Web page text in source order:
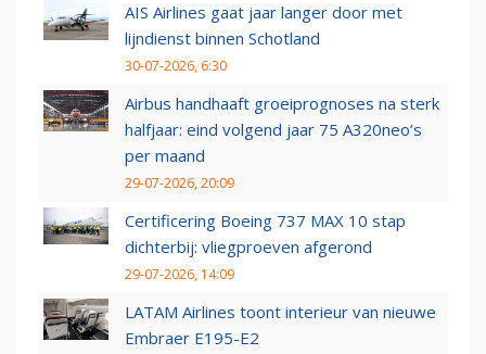
AIS Airlines gaat jaar langer door met
lijndienst binnen Schotland
30-07-2026, 6:30
Airbus handhaaft groeiprognoses na sterk
halfjaar: eind volgend jaar 75 A320neo’s
per maand
29-07-2026, 20:09
Certificering Boeing 737 MAX 10 stap
dichterbij: vliegproeven afgerond
29-07-2026, 14:09
LATAM Airlines toont interieur van nieuwe
Embraer E195-E2